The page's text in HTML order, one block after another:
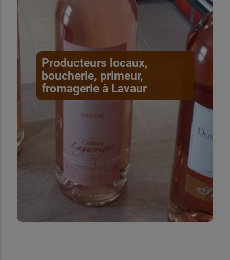
Producteurs locaux,
boucherie, primeur,
fromagerie à Lavaur